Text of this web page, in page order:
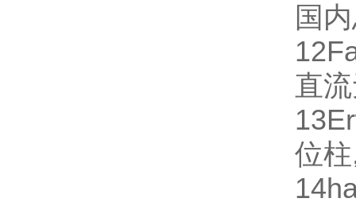
国
12
直
13
位
14